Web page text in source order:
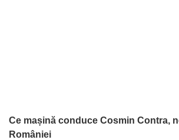
Ce mașină conduce Cosmin Contra,
României